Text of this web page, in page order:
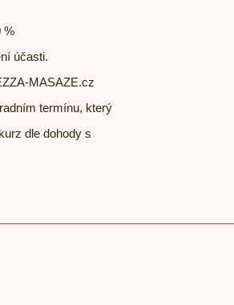
%
účasti.
MASAZE.cz
termínu, který
dle dohody s